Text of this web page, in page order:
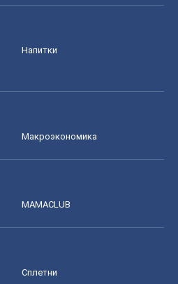
Напитки
Mакроэкономика
MAMACLUB
Сплетни